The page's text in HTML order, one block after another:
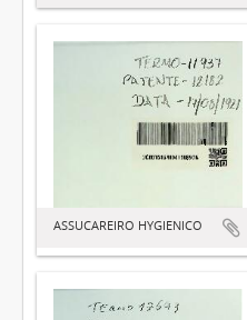
ASSUCAREIRO HYGIENICO